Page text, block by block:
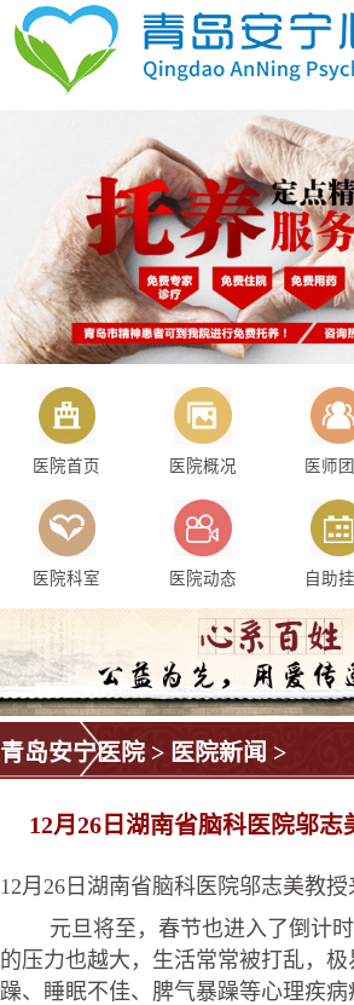
医院首页 医院概况 医师
医院科室 医院动态 自助
青岛安宁医院 > 医院新闻 >
12月26日湖南省脑科医院邬志
12月26日湖南省脑科医院邬志美教
元旦将至，春节也进入了倒计时
的压力也越大，生活常常被打乱，
躁、睡眠不佳、脾气暴躁等心理疾病